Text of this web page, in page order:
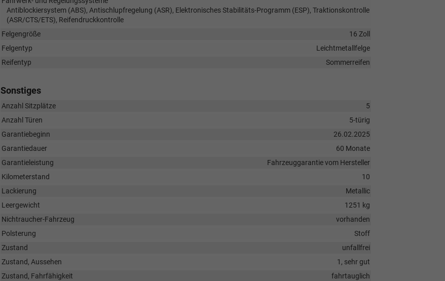
Antiblockiersystem (ABS), Antischlupfregelung (ASR), Elektronisches Stabilitäts-Programm (ESP), Traktionskontrolle
(ASR/CTS/ETS), Reifendruckkontrolle
Felgengröße
16 Zoll
Felgentyp
Leichtmetallfelge
Reifentyp
Sommerreifen
Sonstiges
Anzahl Sitzplätze
5
Anzahl Türen
5-türig
Garantiebeginn
26.02.2025
Garantiedauer
60 Monate
Garantieleistung
Fahrzeuggarantie vom Hersteller
Kilometerstand
10
Lackierung
Metallic
Leergewicht
1251 kg
Nichtraucher-Fahrzeug
vorhanden
Polsterung
Stoff
Zustand
unfallfrei
Zustand, Aussehen
1, sehr gut
Zustand, Fahrfähigkeit
fahrtauglich